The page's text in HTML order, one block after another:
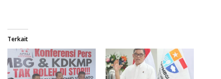
Terkait